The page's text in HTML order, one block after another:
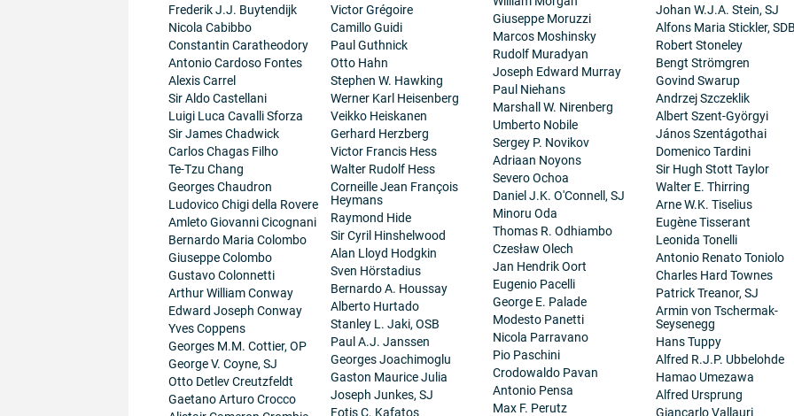
Frederik J.J. Buytendijk
Nicola Cabibbo
Constantin Caratheodory
Antonio Cardoso Fontes
Alexis Carrel
Sir Aldo Castellani
Luigi Luca Cavalli Sforza
Sir James Chadwick
Carlos Chagas Filho
Te-Tzu Chang
Georges Chaudron
Ludovico Chigi della Rovere
Amleto Giovanni Cicognani
Bernardo Maria Colombo
Giuseppe Colombo
Gustavo Colonnetti
Arthur William Conway
Edward Joseph Conway
Yves Coppens
Georges M.M. Cottier, OP
George V. Coyne, SJ
Otto Detlev Creutzfeldt
Gaetano Arturo Crocco
Victor Grégoire
Camillo Guidi
Paul Guthnick
Otto Hahn
Stephen W. Hawking
Werner Karl Heisenberg
Veikko Heiskanen
Gerhard Herzberg
Victor Francis Hess
Walter Rudolf Hess
Corneille Jean François
Heymans
Raymond Hide
Sir Cyril Hinshelwood
Alan Lloyd Hodgkin
Sven Hörstadius
Bernardo A. Houssay
Alberto Hurtado
Stanley L. Jaki, OSB
Paul A.J. Janssen
Georges Joachimoglu
Gaston Maurice Julia
Joseph Junkes, SJ
Fotis C. Kafatos
Giuseppe Moruzzi
Marcos Moshinsky
Rudolf Muradyan
Joseph Edward Murray
Paul Niehans
Marshall W. Nirenberg
Umberto Nobile
Sergey P. Novikov
Adriaan Noyons
Severo Ochoa
Daniel J.K. O'Connell, SJ
Minoru Oda
Thomas R. Odhiambo
Czesław Olech
Jan Hendrik Oort
Eugenio Pacelli
George E. Palade
Modesto Panetti
Nicola Parravano
Pio Paschini
Crodowaldo Pavan
Antonio Pensa
Max F. Perutz
Johan W.J.A. Stein, SJ
Alfons Maria Stickler,
Robert Stoneley
Bengt Strömgren
Govind Swarup
Andrzej Szczeklik
Albert Szent-Györgyi
János Szentágothai
Domenico Tardini
Sir Hugh Stott Taylor
Walter E. Thirring
Arne W.K. Tiselius
Eugène Tisserant
Leonida Tonelli
Antonio Renato Toniolo
Charles Hard Townes
Patrick Treanor, SJ
Armin von Tschermak-
Seysenegg
Hans Tuppy
Alfred R.J.P. Ubbelohde
Hamao Umezawa
Alfred Ursprung
Giancarlo Vallauri